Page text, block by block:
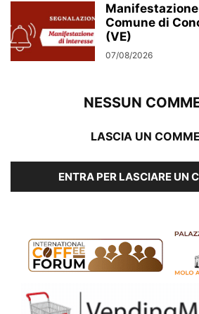
Comune di
(VE)
07/08/2026
NESSUN
LASCIA UN
ENTRA PER LASCIARE UN